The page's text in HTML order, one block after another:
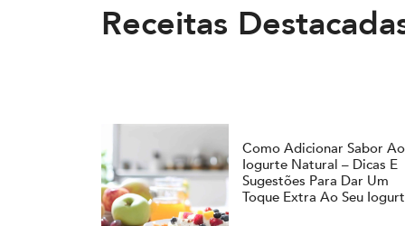
Receitas
Como Adicionar Sabor Ao
Iogurte Natural – Dicas E
Sugestões Para Dar Um
Toque Extra Ao Seu